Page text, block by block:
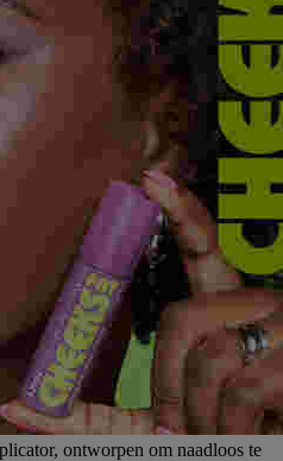
ontworpen om naadloos te